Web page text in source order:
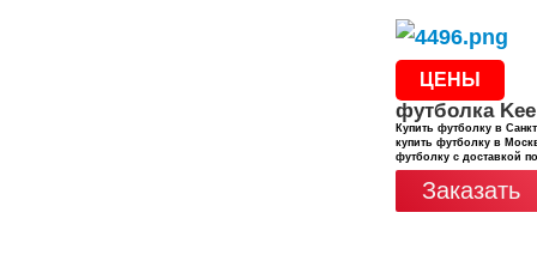
ЦЕНЫ
футболка
Купить футболку в
купить футболку в
футболку с доставкой
Заказать